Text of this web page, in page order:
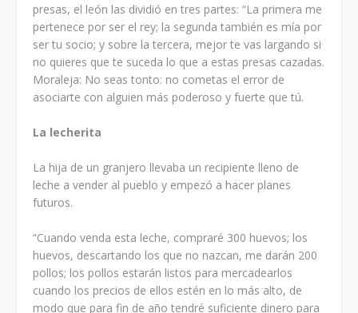
presas, el león las dividió en tres partes: “La primera me
pertenece por ser el rey; la segunda también es mía por
ser tu socio; y sobre la tercera, mejor te vas largando si
no quieres que te suceda lo que a estas presas cazadas.
Moraleja: No seas tonto: no cometas el error de
asociarte con alguien más poderoso y fuerte que tú.
La lecherita
La hija de un granjero llevaba un recipiente lleno de
leche a vender al pueblo y empezó a hacer planes
futuros.
“Cuando venda esta leche, compraré 300 huevos; los
huevos, descartando los que no nazcan, me darán 200
pollos; los pollos estarán listos para mercadearlos
cuando los precios de ellos estén en lo más alto, de
modo que para fin de año tendré suficiente dinero para